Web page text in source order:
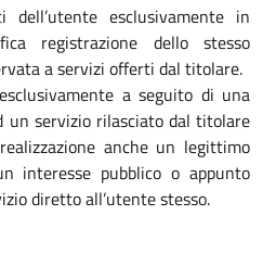
esclusivamente in
registrazione dello stesso
a servizi offerti dal titolare.
a seguito di una
un servizio rilasciato dal titolare
anche un legittimo
interesse pubblico o appunto
diretto all’utente stesso.